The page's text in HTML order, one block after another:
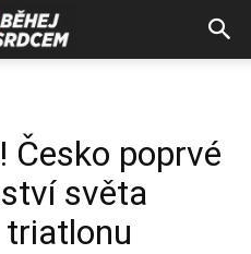
Česko poprvé
světa